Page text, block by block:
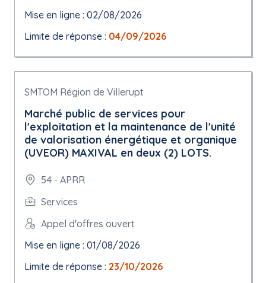
Mise en ligne : 02/08/2026
Limite de réponse : 04/09/2026
SMTOM Région de Villerupt
Marché public de services pour
l'exploitation et la maintenance de l'unité
de valorisation énergétique et organique
(UVEOR) MAXIVAL en deux (2) LOTS.
54 - APRR
Services
Appel d'offres ouvert
Mise en ligne : 01/08/2026
Limite de réponse : 23/10/2026